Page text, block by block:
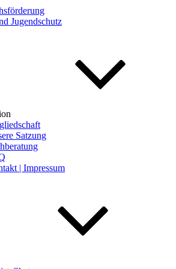
Jugendschutz
Satzung
| Impressum